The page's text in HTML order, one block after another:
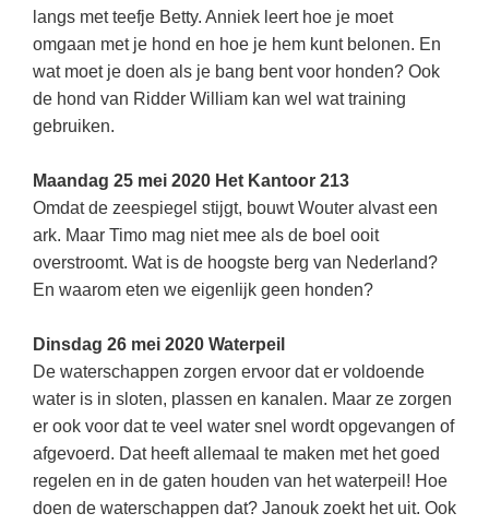
langs met teefje Betty. Anniek leert hoe je moet
omgaan met je hond en hoe je hem kunt belonen. En
wat moet je doen als je bang bent voor honden? Ook
de hond van Ridder William kan wel wat training
gebruiken.
Maandag 25 mei 2020 Het Kantoor 213
Omdat de zeespiegel stijgt, bouwt Wouter alvast een
ark. Maar Timo mag niet mee als de boel ooit
overstroomt. Wat is de hoogste berg van Nederland?
En waarom eten we eigenlijk geen honden?
Dinsdag 26 mei 2020 Waterpeil
De waterschappen zorgen ervoor dat er voldoende
water is in sloten, plassen en kanalen. Maar ze zorgen
er ook voor dat te veel water snel wordt opgevangen of
afgevoerd. Dat heeft allemaal te maken met het goed
regelen en in de gaten houden van het waterpeil! Hoe
doen de waterschappen dat? Janouk zoekt het uit. Ook